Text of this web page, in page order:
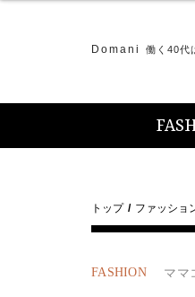
Domani 働く40代
トップ ファッショ
FASHION ママ